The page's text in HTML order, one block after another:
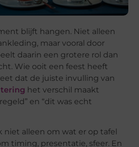
blijft hangen. Niet alleen
maar vooral door
daarin een grotere rol dan
Wie ooit een feest heeft
dat de juiste invulling van
het verschil maakt
en “dit was echt
niet alleen om wat er op tafel
timing, presentatie, sfeer. En